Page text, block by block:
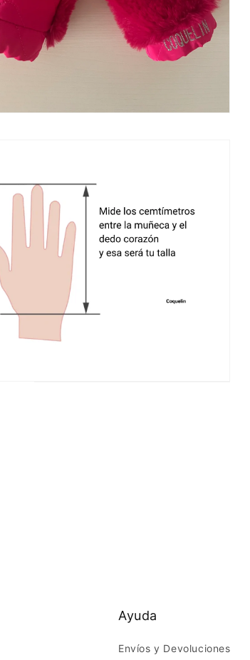
Ayuda
Envíos y Devoluciones